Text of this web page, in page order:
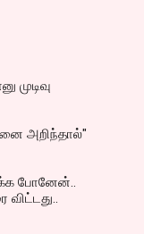
முடிவு
அறிந்தால்"
போனேன்..